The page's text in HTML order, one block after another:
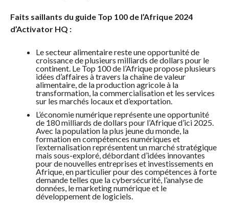
Faits saillants du guide Top 100 de l’Afrique 2024
d’Activator HQ :
Le secteur alimentaire reste une opportunité de
croissance de plusieurs milliards de dollars pour le
continent. Le Top 100 de l’Afrique propose plusieurs
idées d’affaires à travers la chaîne de valeur
alimentaire, de la production agricole à la
transformation, la commercialisation et les services
sur les marchés locaux et d’exportation.
L’économie numérique représente une opportunité
de 180 milliards de dollars pour l’Afrique d’ici 2025.
Avec la population la plus jeune du monde, la
formation en compétences numériques et
l’externalisation représentent un marché stratégique
mais sous-exploré, débordant d’idées innovantes
pour de nouvelles entreprises et investissements en
Afrique, en particulier pour des compétences à forte
demande telles que la cybersécurité, l’analyse de
données, le marketing numérique et le
développement de logiciels.